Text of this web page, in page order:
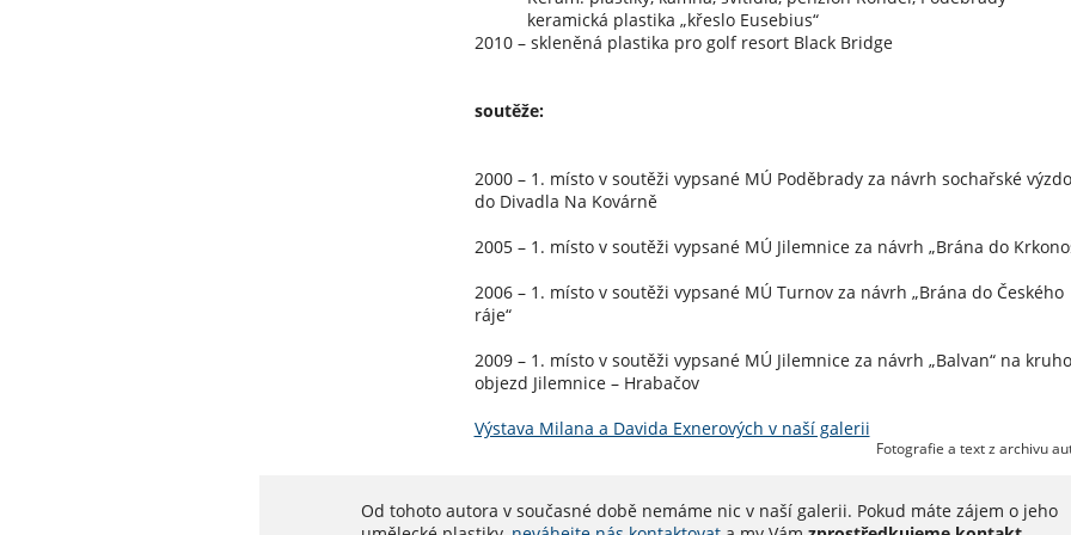
keramická plastika „křeslo Eusebius“
2010 – skleněná plastika pro golf resort Black Bridge
soutěže:
2000 – 1. místo v soutěži vypsané MÚ Poděbrady za návrh sochařské
do Divadla Na Kovárně
2005 – 1. místo v soutěži vypsané MÚ Jilemnice za návrh „Brána do
2006 – 1. místo v soutěži vypsané MÚ Turnov za návrh „Brána do Českého
ráje“
2009 – 1. místo v soutěži vypsané MÚ Jilemnice za návrh „Balvan“ na
objezd Jilemnice – Hrabačov
Výstava Milana a Davida Exnerových v naší galerii
Fotografie a text z archivu
Od tohoto autora v současné době nemáme nic v naší galerii. Pokud máte zájem o jeho